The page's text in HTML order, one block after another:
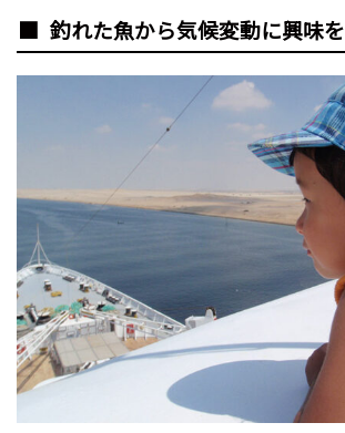
釣れた魚から気候変動に興味を